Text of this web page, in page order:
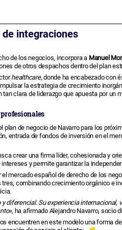
integraciones
de los negocios, incorpora a Manuel
de otros despachos dentro del plan
healthcare, donde ha encabezado con
la estrategia de crecimiento
tan clara de liderazgo que apuesta por
plan de negocio de Navarro para los
entrada de fondos de inversión en el
crear una firma líder, cohesionada y
y permite garantizar la
mercado español de derecho de los
combinando crecimiento orgánico e
diferencial. Su experiencia
, ha afirmado Alejandro Navarro, socio
encuentren en este modelo una forma